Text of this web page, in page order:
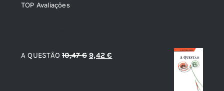
TOP Avaliações
A QUESTÃO 10,47€ O
9,42€